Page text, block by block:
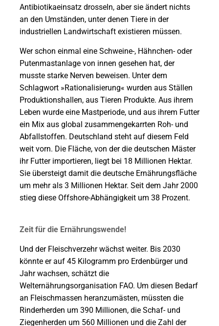
Antibiotikaeinsatz drosseln, aber sie ändert nichts
an den Umständen, unter denen Tiere in der
industriellen Landwirtschaft existieren müssen.
Wer schon einmal eine Schweine-, Hähnchen- oder
Putenmastanlage von innen gesehen hat, der
musste starke Nerven beweisen. Unter dem
Schlagwort »Rationalisierung« wurden aus Ställen
Produk­tionshallen, aus Tieren Produkte. Aus ihrem
Leben wurde eine Mastperiode, und aus ihrem Futter
ein Mix aus global zusammengekarrten Roh- und
Abfallstoffen. Deutschland steht auf diesem Feld
weit vorn. Die Fläche, von der die deutschen Mäster
ihr Futter importieren, liegt bei 18 Millionen Hektar.
Sie übersteigt damit die deutsche Ernährungsfläche
um mehr als 3 Millionen Hektar. Seit dem Jahr 2000
stieg diese Offshore-Abhängigkeit um 38 Prozent.
Zeit für die Ernährungswende!
Und der Fleischverzehr wächst weiter. Bis 2030
könnte er auf 45 Kilogramm pro Erdenbürger und
Jahr wachsen, schätzt die
Welternährungsorganisation FAO. Um diesen Bedarf
an Fleischmassen heranzumästen, müssten die
Rinderherden um 390 Millionen, die Schaf- und
Ziegenherden um 560 Millionen und die Zahl der